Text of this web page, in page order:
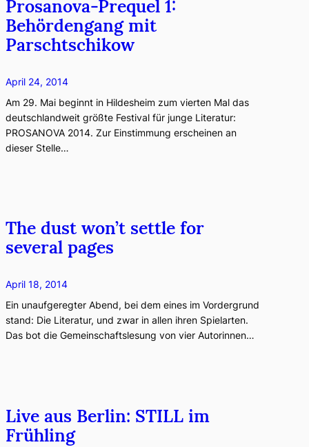
Prosanova-Prequel 1:
Behördengang mit
Parschtschikow
April 24, 2014
Am 29. Mai beginnt in Hildesheim zum vierten Mal das
deutschlandweit größte Festival für junge Literatur:
PROSANOVA 2014. Zur Einstimmung erscheinen an
dieser Stelle…
The dust won’t settle for
several pages
April 18, 2014
Ein unaufgeregter Abend, bei dem eines im Vordergrund
stand: Die Literatur, und zwar in allen ihren Spielarten.
Das bot die Gemeinschaftslesung von vier Autorinnen…
Live aus Berlin: STILL im
Frühling